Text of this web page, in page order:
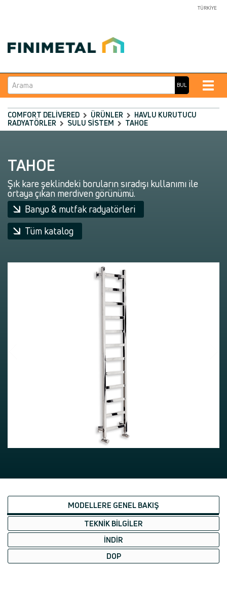
TÜRKIYE
Arama BUL
Toggle
COMFORT DELIVERED ÜRÜNLER
HAVLU KURUTUCU
RADYATÖRLER
SULU SISTEM TAHOE
TAHOE
Şık kare şeklindeki boruların sıradışı kullanımı ile
ortaya çıkan merdiven görünümü.
Banyo & mutfak radyatörleri
Tüm katalog
MODELLERE GENEL BAKIŞ
TEKNIK BILGILER
İNDIR
DOP